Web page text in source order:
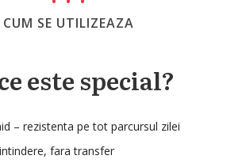
CUM SE UTILIZEAZA
este special?
– rezistenta pe tot parcursul zilei
fara transfer